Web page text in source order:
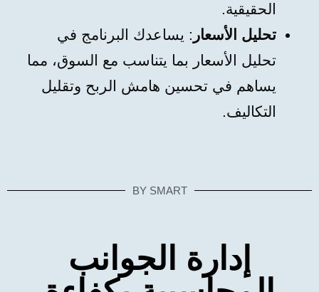
الحقيقية.
تحليل الأسعار : يساعدك البرنامج في
تحليل الأسعار بما يتناسب مع السوق، مما
يساهم في تحسين هامش الربح وتقليل
التكاليف.
BY SMART
إدارة الجوانب